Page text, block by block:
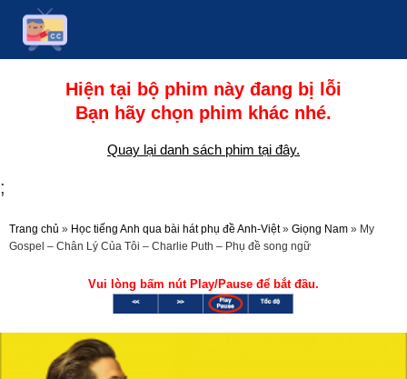
Hiện tại bộ phim này đang bị lỗi
Bạn hãy chọn phim khác nhé.
Quay lại danh sách phim tại đây.
;
Trang chủ » Học tiếng Anh qua bài hát phụ đề Anh-Việt» Giọng Nam » My
Gospel – Chân Lý Của Tôi – Charlie Puth – Phụ đề song ngữ
Vui lòng bấm nút Play/Pause để bắt đầu.